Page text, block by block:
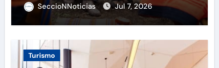
SeccioNNoticias Jul 7, 2026
Turismo